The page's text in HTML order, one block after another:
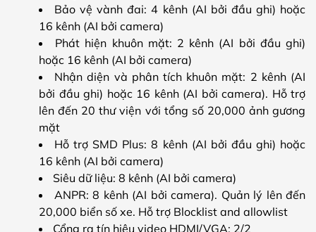
Bảo vệ vành đai: 4 kênh (AI bởi đầu ghi) hoặc
16 kênh (AI bởi camera)
Phát hiện khuôn mặt: 2 kênh (AI bởi đầu ghi)
hoặc 16 kênh (AI bởi camera)
Nhận diện và phân tích khuôn mặt: 2 kênh (AI
bởi đầu ghi) hoặc 16 kênh (AI bởi camera). Hỗ trợ
lên đến 20 thư viện với tổng số 20,000 ảnh gương
mặt
Hỗ trợ SMD Plus: 8 kênh (AI bởi đầu ghi) hoặc
16 kênh (AI bởi camera)
Siêu dữ liệu: 8 kênh (AI bởi camera)
ANPR: 8 kênh (AI bởi camera). Quản lý lên đến
20,000 biển số xe. Hỗ trợ Blocklist and allowlist
Cổng ra tín hiệu video HDMI/VGA: 2/2